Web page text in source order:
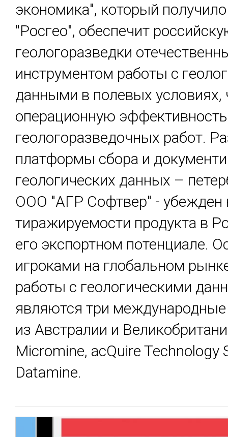
экономика", который
"Росгео", обеспечит
геологоразведки
инструментом работы с
данными в полевых условиях,
операционную эффективность
геологоразведочных работ.
платформы сбора и
геологических данных –
ООО "АГР Софтвер" - убежден
тиражируемости продукта в
его экспортном потенциале.
игроками на глобальном
работы с геологическими
являются три
из Австралии и
Micromine, acQuire Technology
Datamine.